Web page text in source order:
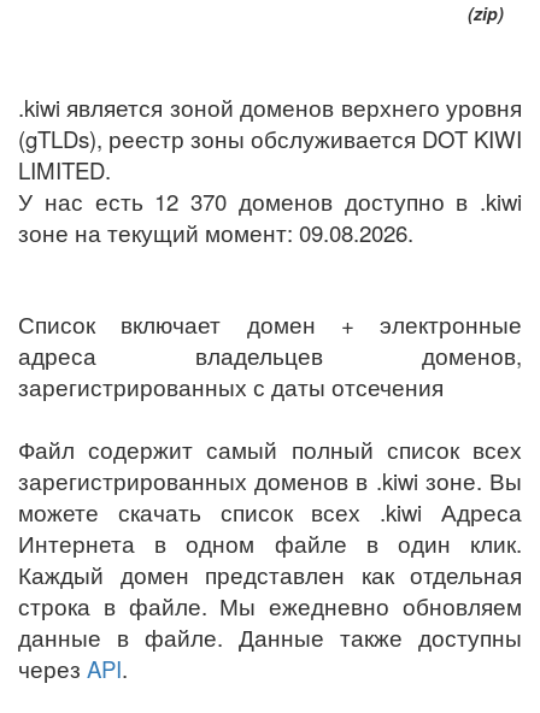
(zip)
.kiwi является зоной доменов верхнего уровня
(gTLDs), реестр зоны обслуживается DOT KIWI
LIMITED.
У нас есть 12 370 доменов доступно в .kiwi
зоне на текущий момент: 09.08.2026.
Список включает домен + электронные
адреса владельцев доменов,
зарегистрированных с даты отсечения
Файл содержит самый полный список всех
зарегистрированных доменов в .kiwi зоне. Вы
можете скачать список всех .kiwi Адреса
Интернета в одном файле в один клик.
Каждый домен представлен как отдельная
строка в файле. Мы ежедневно обновляем
данные в файле. Данные также доступны
через API.